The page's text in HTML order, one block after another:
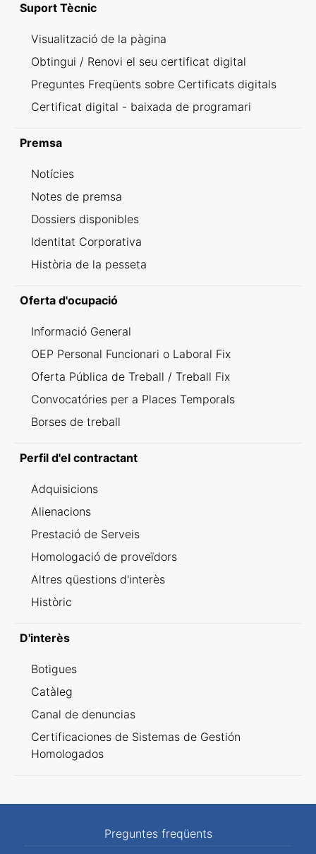
Suport Tècnic
Visualització de la pàgina
Obtingui / Renovi el seu certificat digital
Preguntes Freqüents sobre Certificats digitals
Certificat digital - baixada de programari
Premsa
Notícies
Notes de premsa
Dossiers disponibles
Identitat Corporativa
Història de la pesseta
Oferta d'ocupació
Informació General
OEP Personal Funcionari o Laboral Fix
Oferta Pública de Treball / Treball Fix
Convocatóries per a Places Temporals
Borses de treball
Perfil d'el contractant
Adquisicions
Alienacions
Prestació de Serveis
Homologació de proveïdors
Altres qüestions d'interès
Històric
D'interès
Botigues
Catàleg
Canal de denuncias
Certificaciones de Sistemas de Gestión
Homologados
Preguntes freqüents